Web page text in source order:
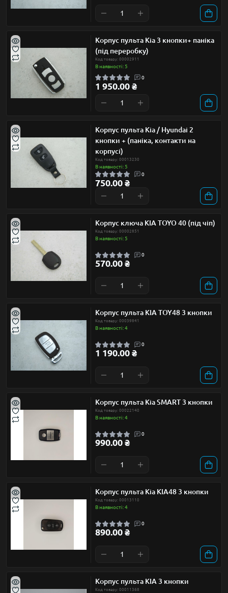
Корпус пульта Kia 3 кнопки+ паніка
(під переробку)
Код товару: 00002911
В наявності: 5
0
1 950.00 ₴
Корпус пульта Kia / Hyundai 2
кнопки + (паніка, контакти на
корпусі)
Код товару: 00013230
В наявності: 5
0
750.00 ₴
Корпус ключа KIA TOYO 40 (під чіп)
Код товару: 00002851
В наявності: 5
0
570.00 ₴
Корпус пульта KIA TOY48 3 кнопки
Код товару: 00039841
В наявності: 4
0
1 190.00 ₴
Корпус пульта Kia SMART 3 кнопки
Код товару: 00022140
В наявності: 4
0
990.00 ₴
Корпус пульта Kia KIA48 3 кнопки
Код товару: 00013110
В наявності: 4
0
890.00 ₴
Корпус пульта KIA 3 кнопки
Код товару: 00011368